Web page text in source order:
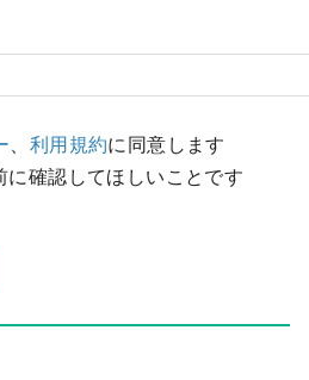
、 利用規約に同意します
に確認してほしいことです